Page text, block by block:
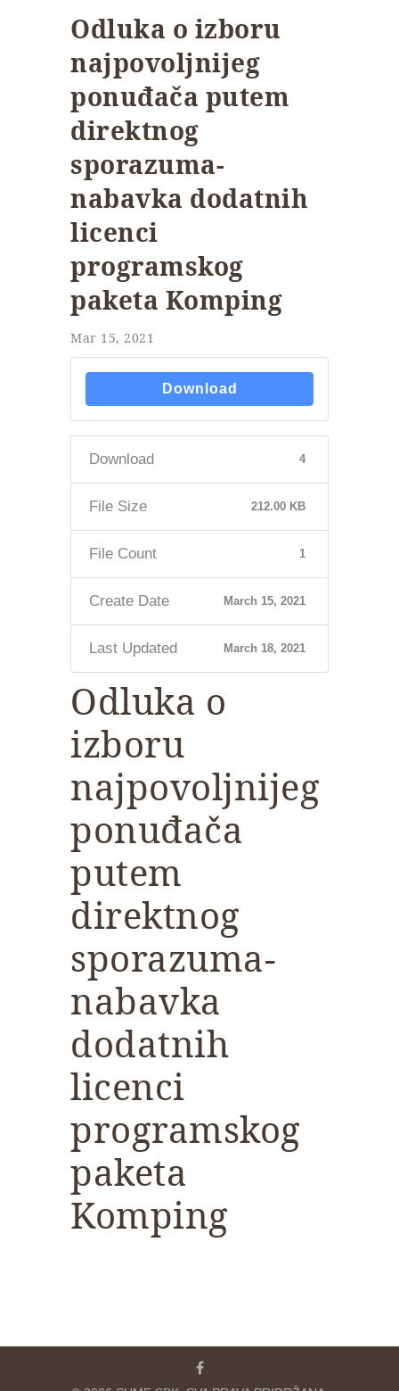
Odluka o izboru
najpovoljnijeg
ponuđača putem
direktnog
sporazuma-
nabavka dodatnih
licenci
programskog
paketa Komping
Mar 15, 2021
Download
Download 4
File Size 212.00 KB
File Count 1
Create Date March 15, 2021
Last Updated March 18, 2021
Odluka o
izboru
najpovoljnijeg
ponuđača
putem
direktnog
sporazuma-
nabavka
dodatnih
licenci
programskog
paketa
Komping